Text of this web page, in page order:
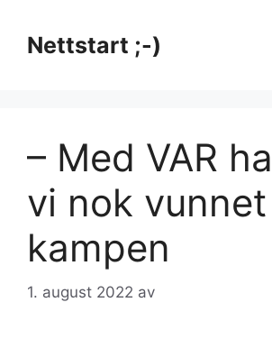
innholdNettstart ;-)
– Med VAR
vi nok vunnet
kampen
1. august 2022 av